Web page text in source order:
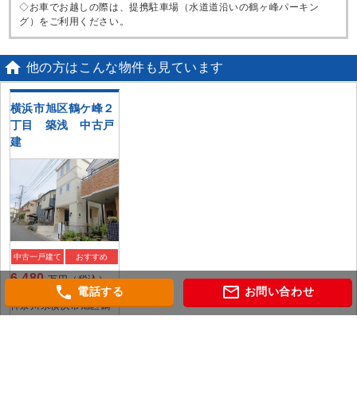
◇お車でお越しの際は、提携駐車場（水道道沿いの鶴ヶ峰パーキン
グ）をご利用ください。
 他の方はこんな物件も見ています
横浜市旭区鶴ケ峰２
丁目 築浅 中古戸
建
中古一戸建て おすすめ
6,480万円（税込）
神奈川県横浜市旭区鶴
phone 電話する mail_outline お問い合わせ